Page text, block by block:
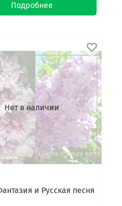
Подробнее
Нет в наличии
и Русская песня